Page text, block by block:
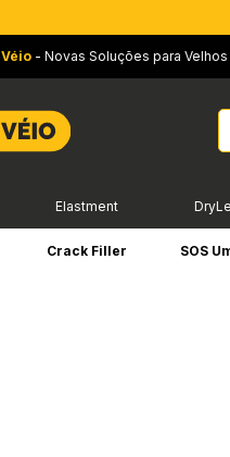
- Novas Soluções para
Elastment
Crack Filler SOS